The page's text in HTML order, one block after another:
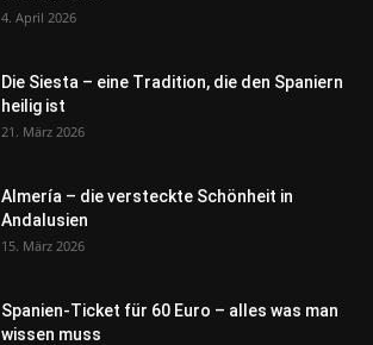
4. April 2026
Die Siesta – eine Tradition, die den Spaniern
heilig ist
21. März 2026
Almería – die versteckte Schönheit in
Andalusien
15. März 2026
Spanien-Ticket für 60 Euro – alles was man
wissen muss